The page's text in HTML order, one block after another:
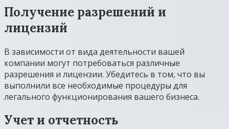
Получение разрешений и
лицензий
В зависимости от вида деятельности вашей
компании могут потребоваться различные
разрешения и лицензии. Убедитесь в том, что вы
выполнили все необходимые процедуры для
легального функционирования вашего бизнеса.
Учет и отчетность